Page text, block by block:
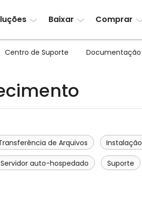
Baixar Comprar
Centro de Suporte Documentação
de Arquivos Instalação
Servidor auto-hospedado Suporte